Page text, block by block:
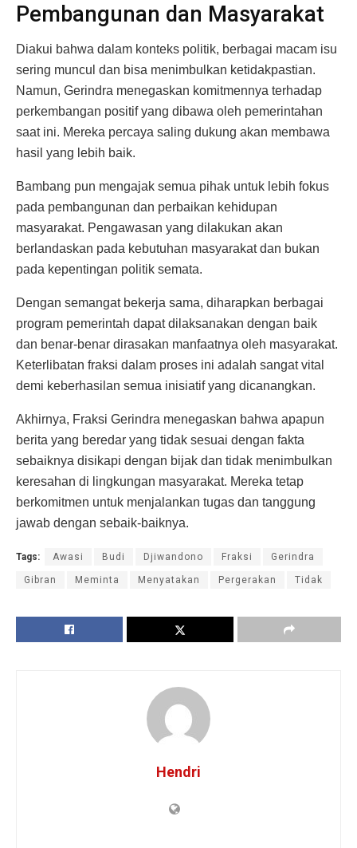
Pembangunan dan Masyarakat
Diakui bahwa dalam konteks politik, berbagai macam isu
sering muncul dan bisa menimbulkan ketidakpastian.
Namun, Gerindra menegaskan komitmennya terhadap
perkembangan positif yang dibawa oleh pemerintahan
saat ini. Mereka percaya saling dukung akan membawa
hasil yang lebih baik.
Bambang pun mengajak semua pihak untuk lebih fokus
pada pembangunan dan perbaikan kehidupan
masyarakat. Pengawasan yang dilakukan akan
berlandaskan pada kebutuhan masyarakat dan bukan
pada kepentingan politik semata.
Dengan semangat bekerja sama, diharapkan berbagai
program pemerintah dapat dilaksanakan dengan baik
dan benar-benar dirasakan manfaatnya oleh masyarakat.
Keterlibatan fraksi dalam proses ini adalah sangat vital
demi keberhasilan semua inisiatif yang dicanangkan.
Akhirnya, Fraksi Gerindra menegaskan bahwa apapun
berita yang beredar yang tidak sesuai dengan fakta
sebaiknya disikapi dengan bijak dan tidak menimbulkan
keresahan di lingkungan masyarakat. Mereka tetap
berkomitmen untuk menjalankan tugas dan tanggung
jawab dengan sebaik-baiknya.
Tags: Awasi Budi Djiwandono Fraksi Gerindra
Gibran Meminta Menyatakan Pergerakan Tidak
Hendri